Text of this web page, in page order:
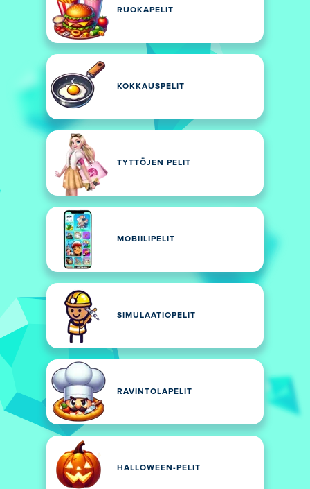
RUOKAPELIT
KOKKAUSPELIT
TYTTÖJEN PELIT
MOBIILIPELIT
SIMULAATIOPELIT
RAVINTOLAPELIT
HALLOWEEN-PELIT